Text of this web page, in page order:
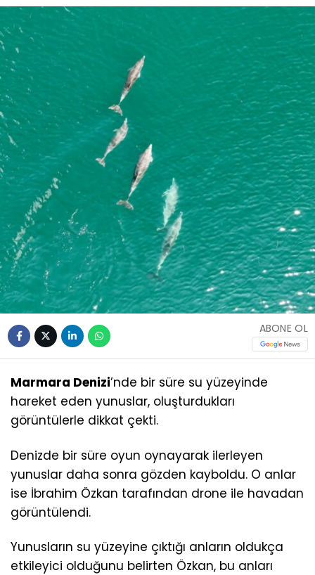
ABONE OL
Marmara Denizi’nde bir süre su yüzeyinde
hareket eden yunuslar, oluşturdukları
görüntülerle dikkat çekti.
Denizde bir süre oyun oynayarak ilerleyen
yunuslar daha sonra gözden kayboldu. O anlar
ise İbrahim Özkan tarafından drone ile havadan
görüntülendi.
Yunusların su yüzeyine çıktığı anların oldukça
etkileyici olduğunu belirten Özkan, bu anları